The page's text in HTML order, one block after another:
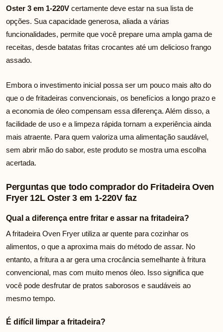
Oster 3 em 1-220V certamente deve estar na sua lista de
opções. Sua capacidade generosa, aliada a várias
funcionalidades, permite que você prepare uma ampla gama de
receitas, desde batatas fritas crocantes até um delicioso frango
assado.
Embora o investimento inicial possa ser um pouco mais alto do
que o de fritadeiras convencionais, os benefícios a longo prazo e
a economia de óleo compensam essa diferença. Além disso, a
facilidade de uso e a limpeza rápida tornam a experiência ainda
mais atraente. Para quem valoriza uma alimentação saudável,
sem abrir mão do sabor, este produto se mostra uma escolha
acertada.
Perguntas que todo comprador do Fritadeira Oven
Fryer 12L Oster 3 em 1-220V faz
Qual a diferença entre fritar e assar na fritadeira?
A fritadeira Oven Fryer utiliza ar quente para cozinhar os
alimentos, o que a aproxima mais do método de assar. No
entanto, a fritura a ar gera uma crocância semelhante à fritura
convencional, mas com muito menos óleo. Isso significa que
você pode desfrutar de pratos saborosos e saudáveis ao
mesmo tempo.
É difícil limpar a fritadeira?